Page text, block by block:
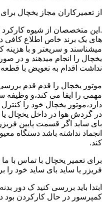
از تعمیرکاران مجاز یخچال برای
.این متخصصان از شیوه
های یک برند خاص اطلاع کافی
میشناسند و سریعتر و با هزینه
یخچال را انجام میدهند و در
نداشت اقدام به تعویض با
موتور یخچال را قدم قدم
مهمی را ایفا می کند،و وظیفه
دارد،موتور یخچال خود را
در گردش هوا در داخل یخچال
بای ساید اگر قسمت پایین
انجماد نداشته باشد دستگاه
کند.
برای تعمیر یخچال با تماس با
فریزر یا ساید بای ساید خود را
ابتدا باید بررسی کنید ک دور